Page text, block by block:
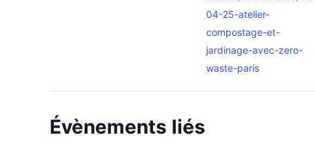
04-25-atelier-
compostage-et-
jardinage-avec-zero-
waste-paris
Évènements liés